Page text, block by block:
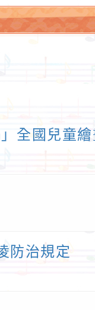
全國兒童繪
防治規定